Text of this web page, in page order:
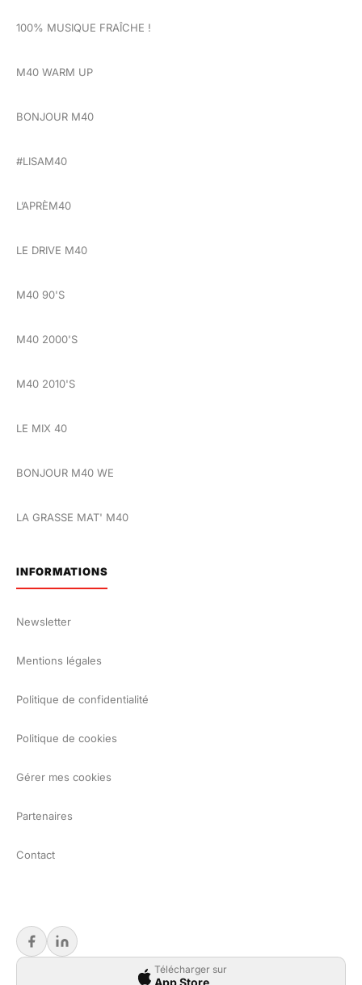
100% MUSIQUE FRAÎCHE !
M40 WARM UP
BONJOUR M40
#LISAM40
L’APRÈM40
LE DRIVE M40
M40 90'S
M40 2000'S
M40 2010'S
LE MIX 40
BONJOUR M40 WE
LA GRASSE MAT' M40
INFORMATIONS
Newsletter
Mentions légales
Politique de confidentialité
Politique de cookies
Gérer mes cookies
Partenaires
Contact
Télécharger sur